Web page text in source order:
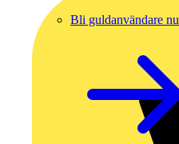
Bli guldanvändare nu